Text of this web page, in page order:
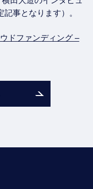
事となります）。
ドファンディング –